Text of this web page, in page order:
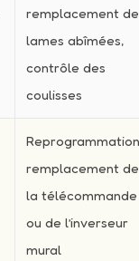
remplacement de
lames abîmées,
contrôle des
coulisses
remplacement de
la télécommande
ou de l’inverseur
mural